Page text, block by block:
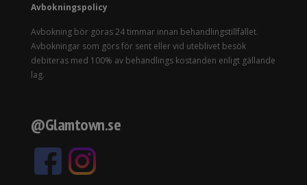
Avbokningspolicy
Avbokning bör göras 24 timmar innan behandlingstillfället.
Avbokningar som görs för sent eller vid uteblivet besök
debiteras med 100% av behandlings kostanden enligt gällande
lag.
@Glamtown.se